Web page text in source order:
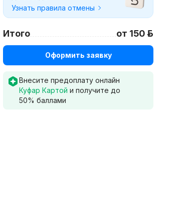
Узнать правила отмены
Итого от 150 р.
Оформить заявку
Внесите предоплату онлайн
Куфар Картой и получите до
50% баллами